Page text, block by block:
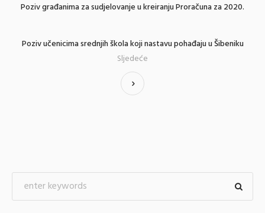
Poziv građanima za sudjelovanje u kreiranju Proračuna za 2020.
Poziv učenicima srednjih škola koji nastavu pohađaju u Šibeniku
Sljedeće